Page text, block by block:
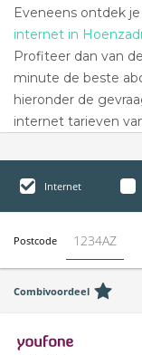
Eveneens ontdek
internet in
Profiteer dan van de
minute de beste
hieronder de
internet tarieven
Internet
Postcode
Combivoordeel